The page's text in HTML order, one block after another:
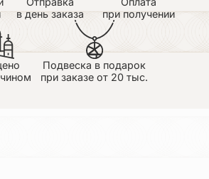
в день заказа
при получении
Подвеска в подарок
при заказе от 20 тыс.